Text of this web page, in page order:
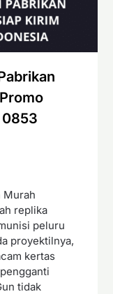
0853
Murah
replika
peluru
proyektilnya,
kertas
tidak